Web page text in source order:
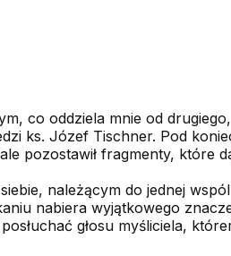
co oddziela mnie od
ks. Józef Tischner. Pod
pozostawił fragmenty, które
należącym do jednej
nabiera wyjątkowego
głosu myśliciela,